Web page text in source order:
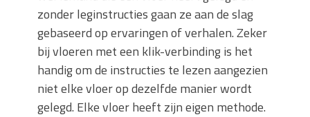
zonder leginstructies gaan ze aan de slag
gebaseerd op ervaringen of verhalen. Zeker
bij vloeren met een klik-verbinding is het
handig om de instructies te lezen aangezien
niet elke vloer op dezelfde manier wordt
gelegd. Elke vloer heeft zijn eigen methode.